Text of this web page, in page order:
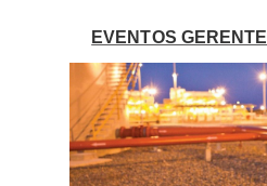
EVENTOS GERENTE